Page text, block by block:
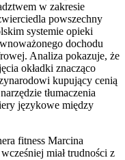
w zakresie
powszechny
systemie opieki
dochodu
Analiza pokazuje, że
okładki znacząco
kupujący cenią
tłumaczenia
językowe między
fitness Marcina
miał trudności z